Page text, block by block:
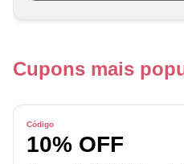
Cupons mais
Código
10% OFF